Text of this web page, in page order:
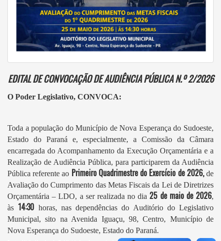
EDITAL DE CONVOCAÇÃO DE AUDIÊNCIA PÚBLICA N.º 2/2026
O Poder Legislativo, CONVOCA:
Toda a população do Município de Nova Esperança do Sudoeste,
Estado do Paraná e, especialmente, a Comissão da Câmara
encarregada do Acompanhamento da Execução Orçamentária e a
Realização de Audiência Pública, para participarem da Audiência
Pública referente ao Primeiro Quadrimestre do Exercício de 2026,de
Avaliação do Cumprimento das Metas Fiscais da Lei de Diretrizes
Orçamentária – LDO, a ser realizada no dia25 de maio de 2026,
às 14:30 horas, nas dependências do Auditório do Legislativo
Municipal, sito na Avenida Iguaçu, 98, Centro, Município de
Nova Esperança do Sudoeste, Estado do Paraná.